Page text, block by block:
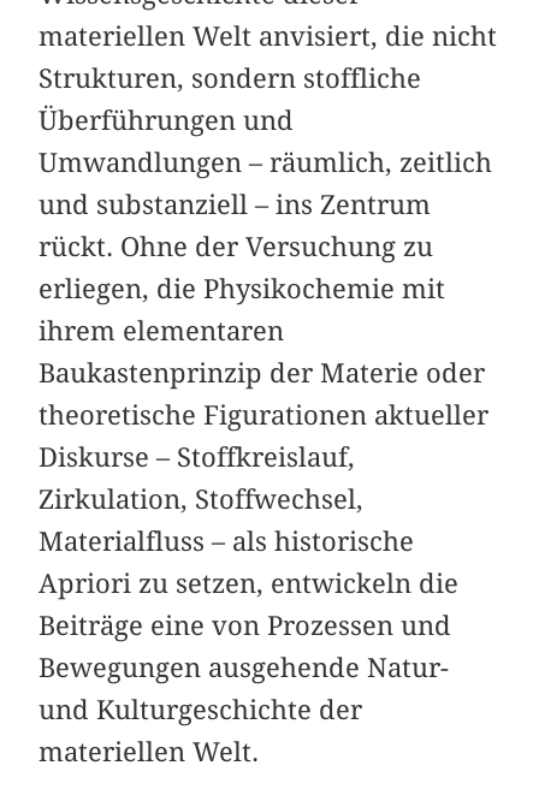
materiellen Welt anvisiert, die nicht
Strukturen, sondern stoffliche
Überführungen und
Umwandlungen – räumlich, zeitlich
und substanziell – ins Zentrum
rückt. Ohne der Versuchung zu
erliegen, die Physikochemie mit
ihrem elementaren
Baukastenprinzip der Materie oder
theoretische Figurationen aktueller
Diskurse – Stoffkreislauf,
Zirkulation, Stoffwechsel,
Materialfluss – als historische
Apriori zu setzen, entwickeln die
Beiträge eine von Prozessen und
Bewegungen ausgehende Natur-
und Kulturgeschichte der
materiellen Welt.